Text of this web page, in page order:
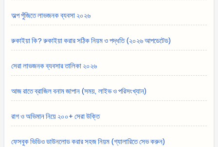
অল্প পুঁজিতে লাভজনক ব্যবসা ২০২৬
রুকাইয়া কি? রুকাইয়া করার সঠিক নিয়ম ও পদ্ধতি (২০২৬ আপডেটেড)
সেরা লাভজনক ব্যবসার তালিকা ২০২৬
আজ রাতে ব্রাজিল বনাম জাপান (সময়, লাইভ ও পরিসংখ্যান)
রাগ ও অভিমান নিয়ে ২০০+ সেরা উক্তি
ফেসবুক ভিডিও ডাউনলোড করার সহজ নিয়ম (গ্যালারিতে সেভ করুন)